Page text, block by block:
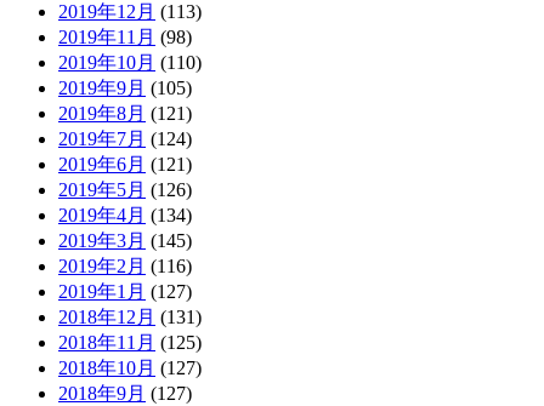
2019年12月 (113)
2019年11月 (98)
2019年10月 (110)
2019年9月 (105)
2019年8月 (121)
2019年7月 (124)
2019年6月 (121)
2019年5月 (126)
2019年4月 (134)
2019年3月 (145)
2019年2月 (116)
2019年1月 (127)
2018年12月 (131)
2018年11月 (125)
2018年10月 (127)
2018年9月 (127)